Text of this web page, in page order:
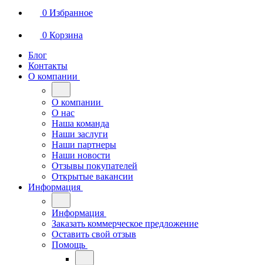
0 Избранное
0 Корзина
Блог
Контакты
О компании
О компании
О нас
Наша команда
Наши заслуги
Наши партнеры
Наши новости
Отзывы покупателей
Открытые вакансии
Информация
Информация
Заказать коммерческое предложение
Оставить свой отзыв
Помощь